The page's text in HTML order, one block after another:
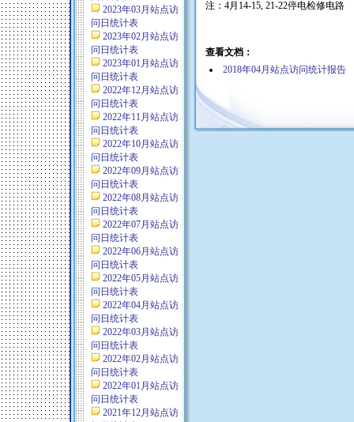
2023年03月站点访
问日统计表
2023年02月站点访
问日统计表
2023年01月站点访
问日统计表
2022年12月站点访
问日统计表
2022年11月站点访
问日统计表
2022年10月站点访
问日统计表
2022年09月站点访
问日统计表
2022年08月站点访
问日统计表
2022年07月站点访
问日统计表
2022年06月站点访
问日统计表
2022年05月站点访
问日统计表
2022年04月站点访
问日统计表
2022年03月站点访
问日统计表
2022年02月站点访
问日统计表
2022年01月站点访
问日统计表
2021年12月站点访
注： 4月 14-15, 21-22停电检修电路
查看文档：
2018年04月站点访问统计报告